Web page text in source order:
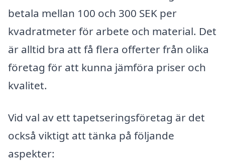
betala mellan 100 och 300 SEK per
kvadratmeter för arbete och material. Det
är alltid bra att få flera offerter från olika
företag för att kunna jämföra priser och
kvalitet.
Vid val av ett tapetseringsföretag är det
också viktigt att tänka på följande
aspekter: